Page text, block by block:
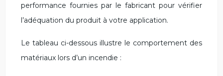
performance fournies par le fabricant pour vérifier
l’adéquation du produit à votre application.
Le tableau ci-dessous illustre le comportement des
matériaux lors d’un incendie :